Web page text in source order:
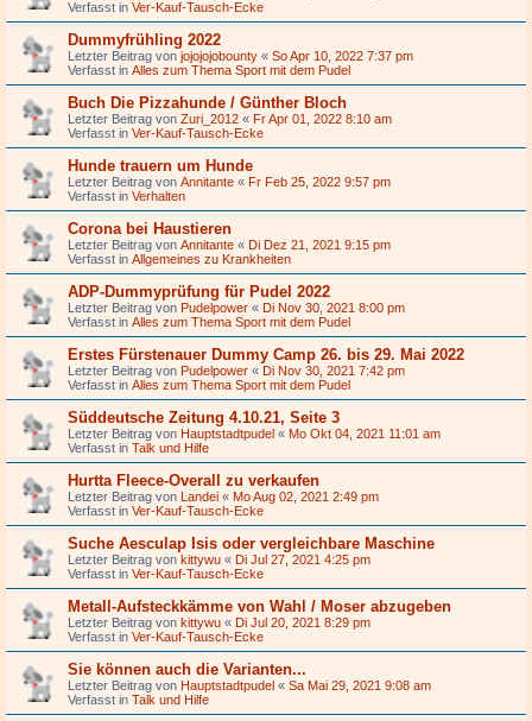
Verfasst in Ver-Kauf-Tausch-Ecke
Dummyfrühling 2022
Letzter Beitrag von jojojojobounty « So Apr 10, 2022 7:37 pm
Verfasst in Alles zum Thema Sport mit dem Pudel
Buch Die Pizzahunde / Günther Bloch
Letzter Beitrag von Zuri_2012 « Fr Apr 01, 2022 8:10 am
Verfasst in Ver-Kauf-Tausch-Ecke
Hunde trauern um Hunde
Letzter Beitrag von Annitante « Fr Feb 25, 2022 9:57 pm
Verfasst in Verhalten
Corona bei Haustieren
Letzter Beitrag von Annitante « Di Dez 21, 2021 9:15 pm
Verfasst in Allgemeines zu Krankheiten
ADP-Dummyprüfung für Pudel 2022
Letzter Beitrag von Pudelpower « Di Nov 30, 2021 8:00 pm
Verfasst in Alles zum Thema Sport mit dem Pudel
Erstes Fürstenauer Dummy Camp 26. bis 29. Mai 2022
Letzter Beitrag von Pudelpower « Di Nov 30, 2021 7:42 pm
Verfasst in Alles zum Thema Sport mit dem Pudel
Süddeutsche Zeitung 4.10.21, Seite 3
Letzter Beitrag von Hauptstadtpudel « Mo Okt 04, 2021 11:01 am
Verfasst in Talk und Hilfe
Hurtta Fleece-Overall zu verkaufen
Letzter Beitrag von Landei « Mo Aug 02, 2021 2:49 pm
Verfasst in Ver-Kauf-Tausch-Ecke
Suche Aesculap Isis oder vergleichbare Maschine
Letzter Beitrag von kittywu « Di Jul 27, 2021 4:25 pm
Verfasst in Ver-Kauf-Tausch-Ecke
Metall-Aufsteckkämme von Wahl / Moser abzugeben
Letzter Beitrag von kittywu « Di Jul 20, 2021 8:29 pm
Verfasst in Ver-Kauf-Tausch-Ecke
Sie können auch die Varianten...
Letzter Beitrag von Hauptstadtpudel « Sa Mai 29, 2021 9:08 am
Verfasst in Talk und Hilfe